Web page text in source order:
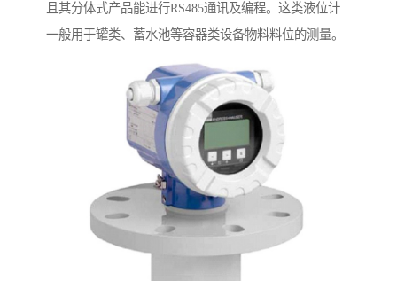
且其分体式产品能进行RS485通讯及编程。这类液位计
一般用于罐类、蓄水池等容器类设备物料料位的测量。